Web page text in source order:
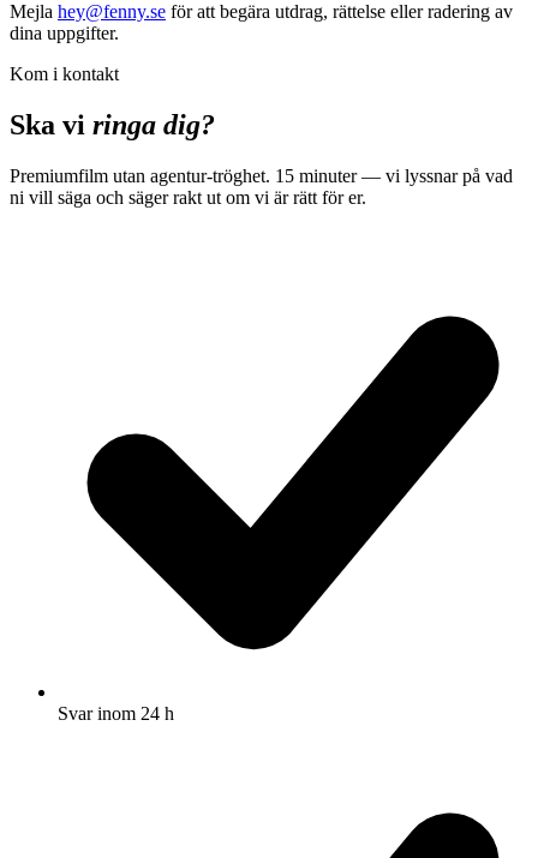
Mejla hey@fenny.se för att begära utdrag, rättelse eller radering av
dina uppgifter.
Kom i kontakt
Ska vi ringa dig?
Premiumfilm utan agentur-tröghet. 15 minuter — vi lyssnar på vad
ni vill säga och säger rakt ut om vi är rätt för er.
Svar inom 24 h